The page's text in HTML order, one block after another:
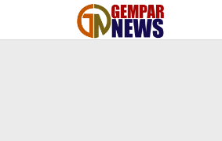
konten